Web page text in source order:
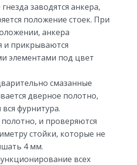
заводятся анкера,
положение стоек. При
анкера
и прикрываются
элементами под цвет
смазанные
дверное полотно,
фурнитура.
и проверяются
стойки, которые не
4 мм.
всех